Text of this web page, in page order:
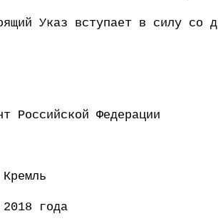
Указ вступает в силу со
Российской
года